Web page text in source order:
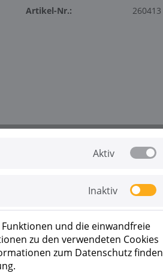
Artikel-Nr.: 260413
Aktiv
Inaktiv
und die einwandfreie
zu den verwendeten Cookies
zum Datenschutz finden